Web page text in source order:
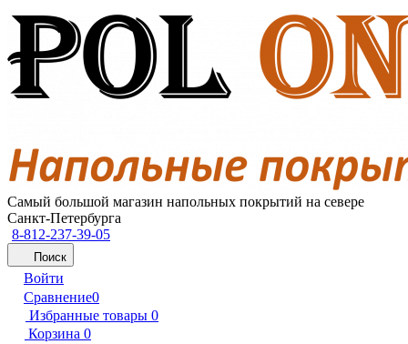
Самый большой магазин напольных покрытий на севере
Санкт-Петербурга
8-812-237-39-05
Поиск
Войти
Сравнение0
Избранные товары 0
Корзина 0